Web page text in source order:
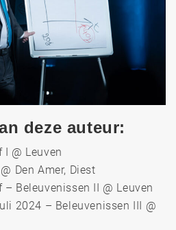
deze auteur:
I @ Leuven
Den Amer, Diest
– Beleuvenissen II @ Leuven
2024 – Beleuvenissen III @